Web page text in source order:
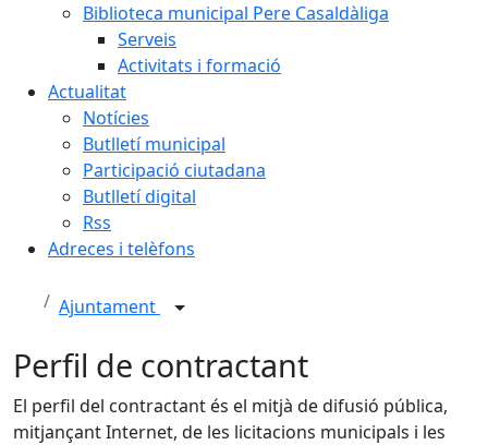
Biblioteca municipal Pere Casaldàliga
Serveis
Activitats i formació
Actualitat
Notícies
Butlletí municipal
Participació ciutadana
Butlletí digital
Rss
Adreces i telèfons
Ajuntament
Perfil de contractant
El perfil del contractant és el mitjà de difusió pública,
mitjançant Internet, de les licitacions municipals i les